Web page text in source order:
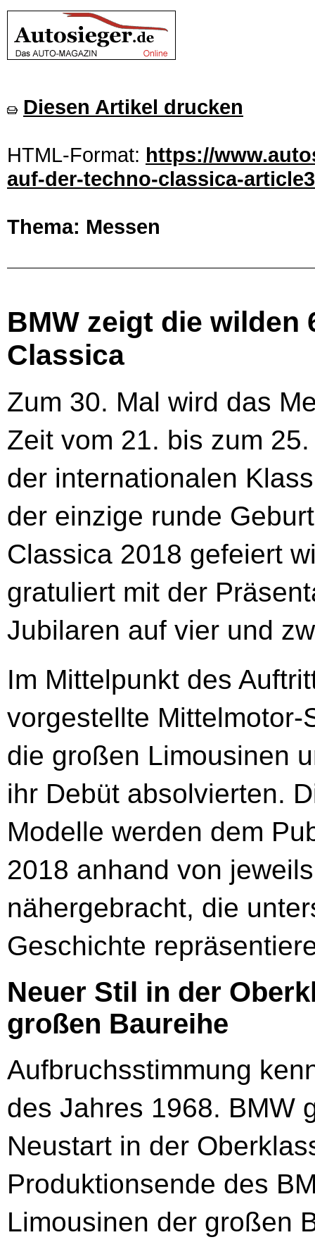
Diesen Artikel drucken
HTML-Format: https://
auf-der-techno-classica-
Thema: Messen
BMW zeigt die wilden
Classica
Zum 30. Mal wird das
Zeit vom 21. bis zum
der internationalen
der einzige runde
Classica 2018 gefeiert
gratuliert mit der
Jubilaren auf vier und
Im Mittelpunkt des
vorgestellte Mittelmotor-
die großen Limousinen
ihr Debüt absolvierten.
Modelle werden dem
2018 anhand von
nähergebracht, die
Geschichte
Neuer Stil in der
großen Baureihe
Aufbruchsstimmung
des Jahres 1968. BMW
Neustart in der
Produktionsende des
Limousinen der großen